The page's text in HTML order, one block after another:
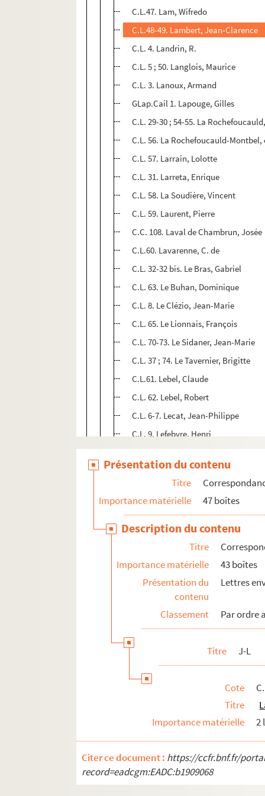
C.L.47. Lam, Wifredo
C.L.48-49. Lambert, Jean-Clarence
C.L. 4. Landrin, R.
C.L. 5 ; 50. Langlois, Maurice
C.L. 3. Lanoux, Armand
GLap.Cail 1. Lapouge, Gilles
C.L. 29-30 ; 54-55. La
C.L. 56. La Rochefoucauld-Montbel,
C.L. 57. Larrain, Lolotte
C.L. 31. Larreta, Enrique
C.L. 58. La Soudière, Vincent
C.L. 59. Laurent, Pierre
C.C. 108. Laval de Chambrun, Josée
C.L.60. Lavarenne, C. de
C.L. 32-32 bis. Le Bras, Gabriel
C.L. 63. Le Buhan, Dominique
C.L. 8. Le Clézio, Jean-Marie
C.L. 65. Le Lionnais, François
C.L. 70-73. Le Sidaner, Jean-Marie
C.L. 37 ; 74. Le Tavernier, Brigitte
C.L.61. Lebel, Claude
C.L. 62. Lebel, Robert
C.L. 6-7. Lecat, Jean-Philippe
C.L. 9. Lefebvre, Henri
C.L. 64. Lefranc, Georges
C.L. 10. Leiris, Michel
C.L. 11. Lely, Gilbert
C.L. 67. Lembourbe, F.
C.L. 68. Leroi-Gourhan, André
C.L. 69. Leroy, Roland
C.L. 13-17 ; 33 ; 75-87. Lévi-Strauss,
C.L. 88-94. Levinson, Luisa Mercedes
C.L. 12 ; 95-97. Lévis-Mirepoix,
C.L. 98. Lévy, Jean
C.L. 33. Lévy-Bruhl, Henri
C.L. 35-36. Leyris, Pierre
C.L. 103. Lherminier, Pierre
C.L. 18-21 ; 104-106. Lilar, Susanne
C.L. 108-109. Liscano, Juan
C.L. 112. Londe, J.
Présentation du contenu
Titre
Importance matérielle
47 boîtes
Description du contenu
Titre
Importance matérielle
43 boîtes
Présentation du
contenu
Lettres
Classement Par ordre
Titre J-L
Cote
Titre
Importance matérielle
2
Citer ce document : https://ccfr.bnf.fr/
record=eadcgm:EADC:b1909068